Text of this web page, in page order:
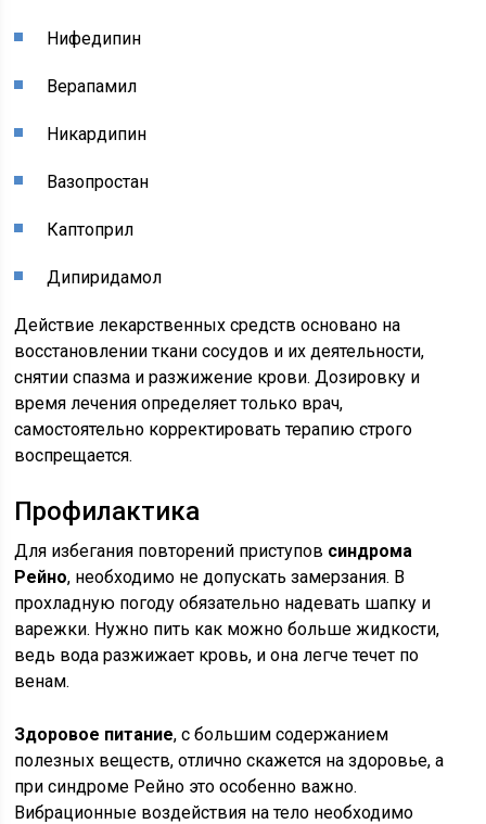
Нифедипин
Верапамил
Никардипин
Вазопростан
Каптоприл
Дипиридамол
Действие лекарственных средств основано на
восстановлении ткани сосудов и их деятельности,
снятии спазма и разжижение крови. Дозировку и
время лечения определяет только врач,
самостоятельно корректировать терапию строго
воспрещается.
Профилактика
Для избегания повторений приступов синдрома
Рейно, необходимо не допускать замерзания. В
прохладную погоду обязательно надевать шапку и
варежки. Нужно пить как можно больше жидкости,
ведь вода разжижает кровь, и она легче течет по
венам.
Здоровое питание, с большим содержанием
полезных веществ, отлично скажется на здоровье, а
при синдроме Рейно это особенно важно.
Вибрационные воздействия на тело необходимо